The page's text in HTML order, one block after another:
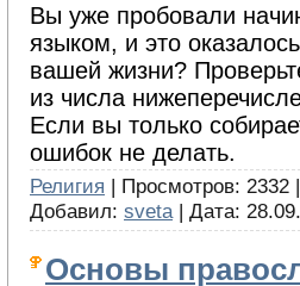
Вы уже пробовали
языком, и это
вашей жизни?
из числа
Если вы только
ошибок не делать.
Религия | Просмотров: 2332
Добавил: sveta | Дата:
Основы